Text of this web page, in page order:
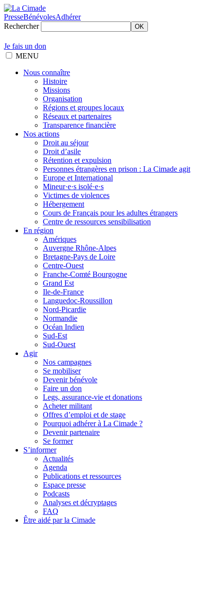
PresseBénévolesAdhérer
Rechercher
OK
Je fais un don
MENU
Nous connaître
Histoire
Missions
Organisation
Régions et groupes locaux
Réseaux et partenaires
Transparence financière
Nos actions
Droit au séjour
Droit d’asile
Rétention et expulsion
Personnes étrangères en prison : La Cimade agit
Europe et International
Mineur·e·s isolé·e·s
Victimes de violences
Hébergement
Cours de Français pour les adultes étrangers
Centre de ressources sensibilisation
En région
Amériques
Auvergne Rhône-Alpes
Bretagne-Pays de Loire
Centre-Ouest
Franche-Comté Bourgogne
Grand Est
Ile-de-France
Languedoc-Roussillon
Nord-Picardie
Normandie
Océan Indien
Sud-Est
Sud-Ouest
Agir
Nos campagnes
Se mobiliser
Devenir bénévole
Faire un don
Legs, assurance-vie et donations
Acheter militant
Offres d’emploi et de stage
Pourquoi adhérer à La Cimade ?
Devenir partenaire
Se former
S’informer
Actualités
Agenda
Publications et ressources
Espace presse
Podcasts
Analyses et décryptages
FAQ
Être aidé par la Cimade